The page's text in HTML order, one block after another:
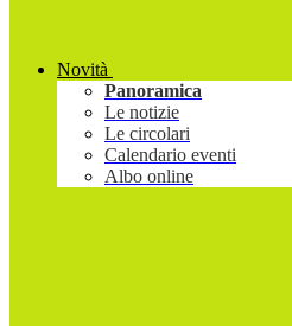
Novità
Panoramica
Le notizie
Le circolari
Calendario eventi
Albo online